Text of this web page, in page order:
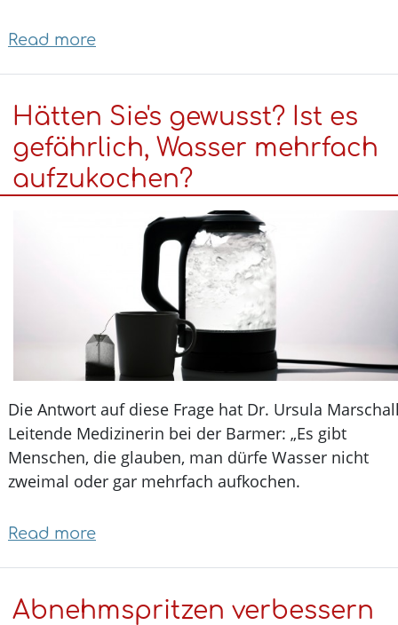
Read more
2
früh
erkennen:
Zum
Weltdiabetestag
persönliches
Risiko
Online-
Test
prüfen
Hätten Sie's gewusst? Ist es
gefährlich, Wasser mehrfach
aufzukochen?
Die Antwort auf diese Frage hat Dr. Ursula
Leitende Medizinerin bei der Barmer: „Es gibt
Menschen, die glauben, man dürfe Wasser nicht
zweimal oder gar mehrfach aufkochen.
Read more
gewusst?
Abnehmspritzen verbessern